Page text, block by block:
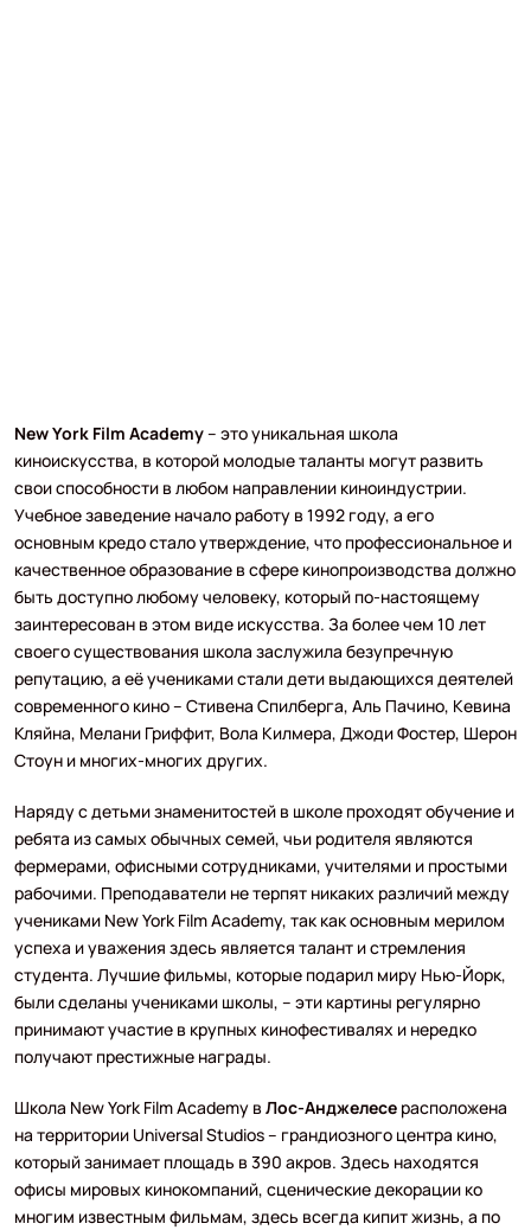
New York Film Academy– это уникальная школа
киноискусства, в которой молодые таланты могут развить
свои способности в любом направлении киноиндустрии.
Учебное заведение начало работу в 1992 году, а его
основным кредо стало утверждение, что профессиональное и
качественное образование в сфере кинопроизводства должно
быть доступно любому человеку, который по-настоящему
заинтересован в этом виде искусства. За более чем 10 лет
своего существования школа заслужила безупречную
репутацию, а её учениками стали дети выдающихся деятелей
современного кино – Стивена Спилберга, Аль Пачино, Кевина
Кляйна, Мелани Гриффит, Вола Килмера, Джоди Фостер, Шерон
Стоун и многих-многих других.
Наряду с детьми знаменитостей в школе проходят обучение и
ребята из самых обычных семей, чьи родителя являются
фермерами, офисными сотрудниками, учителями и простыми
рабочими. Преподаватели не терпят никаких различий между
учениками New York Film Academy, так как основным мерилом
успеха и уважения здесь является талант и стремления
студента. Лучшие фильмы, которые подарил миру Нью-Йорк,
были сделаны учениками школы, – эти картины регулярно
принимают участие в крупных кинофестивалях и нередко
получают престижные награды.
Школа New York Film Academy в Лос-Анджелесерасположена
на территории Universal Studios – грандиозного центра кино,
который занимает площадь в 390 акров. Здесь находятся
офисы мировых кинокомпаний, сценические декорации ко
многим известным фильмам, здесь всегда кипит жизнь, а по